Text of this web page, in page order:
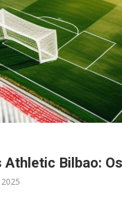
Athletic Bilbao: